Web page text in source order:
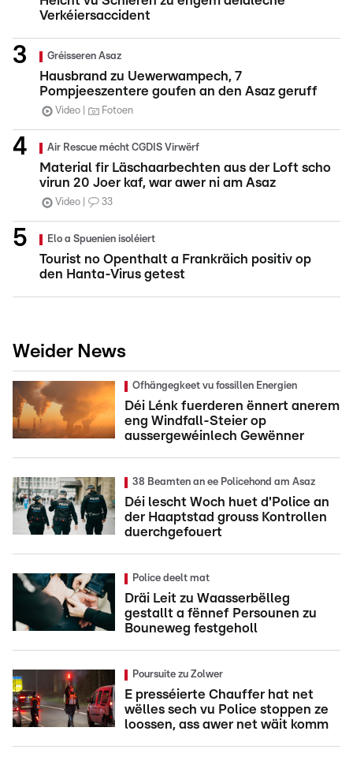
Verkéiersaccident
Gréisseren Asaz
Hausbrand zu Uewerwampech, 7
Pompjeeszentere goufen an den Asaz geruff
Video Fotoen
Air Rescue mécht CGDIS Virwërf
Material fir Läschaarbechten aus der Loft scho
virun 20 Joer kaf, war awer ni am Asaz
Video 33
Elo a Spuenien isoléiert
Tourist no Openthalt a Frankräich positiv op
den Hanta-Virus getest
Weider News
Ofhängegkeet vu fossillen Energien
Déi Lénk fuerderen ënnert anerem
eng Windfall-Steier op
aussergewéinlech Gewënner
38 Beamten an ee Policehond am Asaz
Déi lescht Woch huet d'Police an
der Haaptstad grouss Kontrollen
duerchgefouert
Police deelt mat
Dräi Leit zu Waasserbëlleg
gestallt a fënnef Persounen zu
Bouneweg festgeholl
Poursuite zu Zolwer
E presséierte Chauffer hat net
wëlles sech vu Police stoppen ze
loossen, ass awer net wäit komm